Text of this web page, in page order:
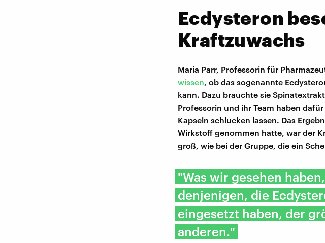
Ecdysteron
Kraftzuwachs
Maria Parr, Professorin für
wissen, ob das sogenannte
kann. Dazu brauchte sie
Professorin und ihr Team haben
Kapseln schlucken lassen. Das
Wirkstoff genommen hatte, war der
groß, wie bei der Gruppe, die ein
"Was wir gesehen
denjenigen, die
eingesetzt haben, der
anderen."